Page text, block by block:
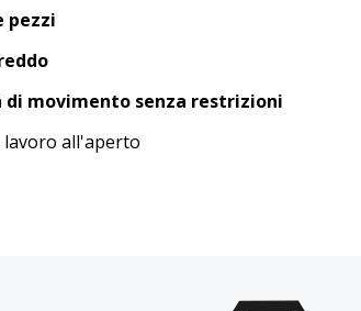
pezzi
movimento senza restrizioni
all'aperto